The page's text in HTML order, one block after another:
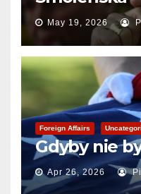
May 19, 2026
Foreign Affairs
Gdyby nie
Apr 26, 2026